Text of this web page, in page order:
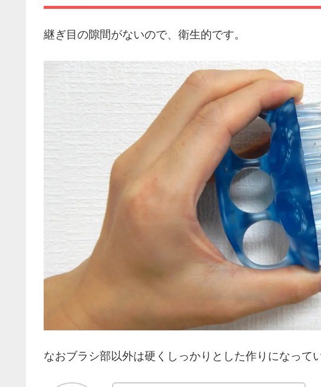
継ぎ目の隙間がないので、衛生的です。
なおブラシ部以外は硬くしっかりとした作りになって